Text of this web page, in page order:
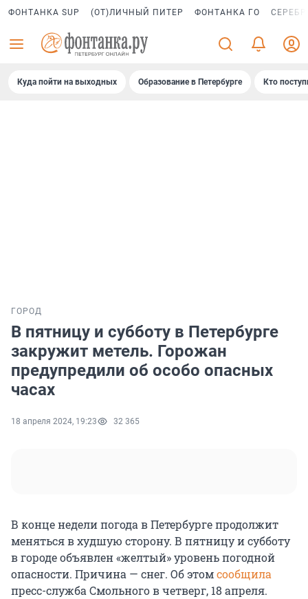
ФОНТАНКА SUP (ОТ)ЛИЧНЫЙ ПИТЕР ФОНТАНКА ГО
Куда пойти на выходных Образование в Петербурге Кто
ГОРОД
В пятницу и субботу в Петербурге
закружит метель. Горожан
предупредили об особо опасных
часах
18 апреля 2024, 19:23 32 365
В конце недели погода в Петербурге продолжит
меняться в худшую сторону. В пятницу и субботу
в городе объявлен «желтый» уровень погодной
опасности. Причина — снег. Об этомсообщила
пресс-служба Смольного в четверг, 18 апреля.